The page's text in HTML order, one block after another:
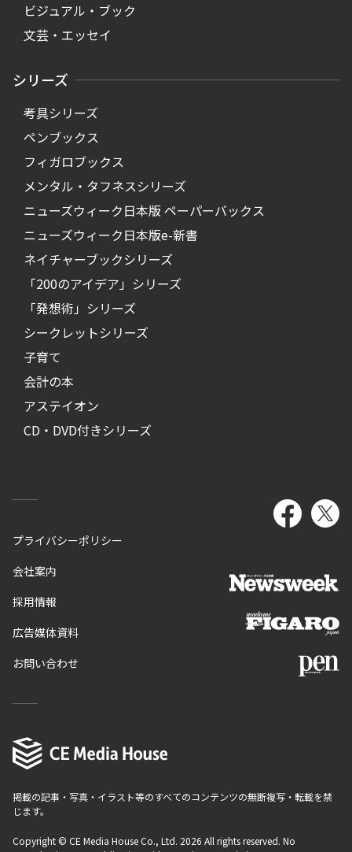
ビジュアル・ブック
文芸・エッセイ
シリーズ
考具シリーズ
ペンブックス
フィガロブックス
メンタル・タフネスシリーズ
ニューズウィーク日本版 ペーパーバックス
ニューズウィーク日本版e-新書
ネイチャーブックシリーズ
「200のアイデア」シリーズ
「発想術」シリーズ
シークレットシリーズ
子育て
会計の本
アステイオン
CD・DVD付きシリーズ
プライバシーポリシー
会社案内
採用情報
広告媒体資料
お問い合わせ
掲載の記事・写真・イラスト等のすべてのコンテンツの無断複写・転載を禁
じます。
Copyright © CE Media House Co., Ltd. 2026 All rights reserved. No